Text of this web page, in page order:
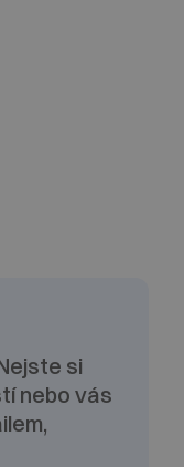
si
nebo vás